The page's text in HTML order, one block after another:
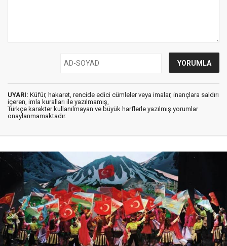
UYARI: Küfür, hakaret, rencide edici cümleler veya imalar, inançlara saldırı
içeren, imla kuralları ile yazılmamış,
Türkçe karakter kullanılmayan ve büyük harflerle yazılmış yorumlar
onaylanmamaktadır.